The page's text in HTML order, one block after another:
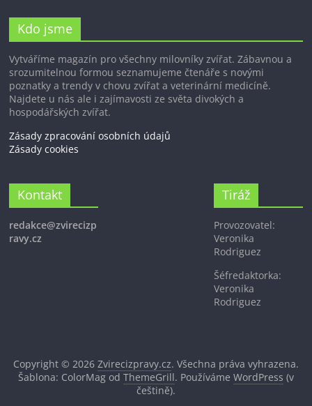
Kdo jsme
Vytváříme magazín pro všechny milovníky zvířat. Zábavnou a
srozumitelnou formou seznamujeme čtenáře s novými
poznatky a trendy v chovu zvířat a veterinární medicíně.
Najdete u nás ale i zajímavosti ze světa divokých a
hospodářských zvířat.
Zásady zpracování osobních údajů
Zásady cookies
Kontakt
redakce@zvirecizp
ravy.cz
Tiráž
Provozovatel:
Veronika
Rodriguez
Šéfredaktorka:
Veronika
Rodriguez
Copyright © 2026 Zvirecizpravy.cz. Všechna práva vyhrazena.
Šablona: ColorMag od ThemeGrill. Používáme WordPress (v
češtině).